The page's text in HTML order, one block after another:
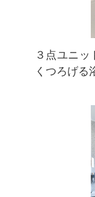
３点ユニッ
くつろげる